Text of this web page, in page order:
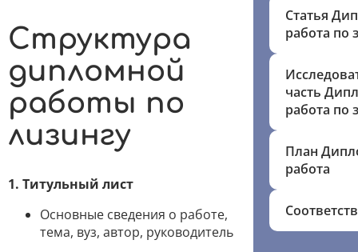
Структура
дипломной
работы по
лизингу
1. Титульный лист
Основные сведения о работе,
тема, вуз, автор, руководитель
Статья
работа по
часть
работа по
План
работа